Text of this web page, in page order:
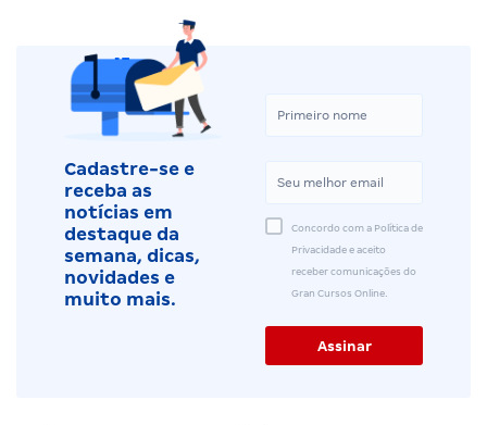
Cadastre-se e
receba as
notícias em
destaque da
semana, dicas,
novidades e
muito mais.
Concordo com a Política de
Privacidade e aceito
receber comunicações do
Gran Cursos Online.